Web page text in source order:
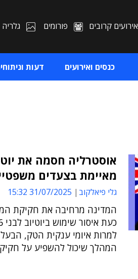
אירועים קרובים פורומים גלריה
כנסים ואירועים דעות
אוסטרליה חסמה את
מאיימת בצעדים
גלי פיאלקוב 31/07/2025 15:32
המדינה מרחיבה את חקיקת
למרות איומי ענקית הטק,
המהלך שיכול להשפיע על